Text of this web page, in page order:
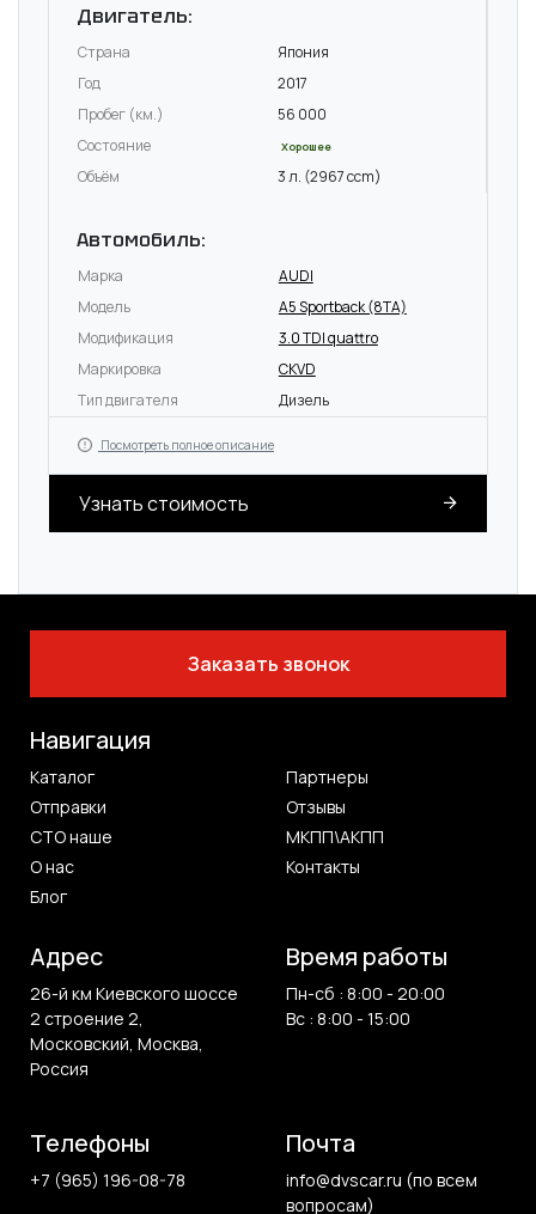
Двигатель:
Страна
Япония
Год
2017
Пробег (км.)
56 000
Состояние
Хорошее
Объём 3 л. (2967 ccm)
Автомобиль:
Марка
AUDI
Модель
A5 Sportback (8TA)
Модификация
3.0 TDI quattro
Маркировка
CKVD
Тип двигателя
Дизель
Посмотреть полное описание
Узнать стоимость
Заказать звонок
Навигация
Каталог
Партнеры
Отправки
Отзывы
СТО наше
МКПП\АКПП
О нас
Контакты
Блог
Адрес
26-й км Киевского шоссе
2 строение 2,
Московский, Москва,
Россия
Время работы
Пн-сб : 8:00 - 20:00
Вс : 8:00 - 15:00
Телефоны
+7 (965) 196-08-78
Почта
info@dvscar.ru (по всем
вопросам)